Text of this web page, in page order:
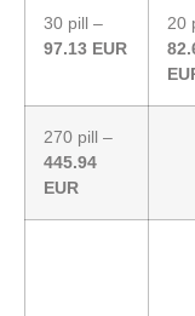
30 pill –
97.13 EUR
20
270 pill –
445.94
EUR